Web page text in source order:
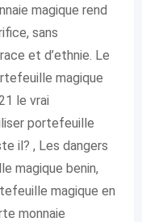
magique rend
sans
et d’ethnie. Le
magique
le vrai
portefeuille
il? , Les dangers
magique benin,
magique en
monnaie